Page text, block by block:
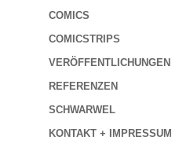
COMICS
COMICSTRIPS
VERÖFFENTLICHUNGEN
REFERENZEN
SCHWARWEL
KONTAKT + IMPRESSUM